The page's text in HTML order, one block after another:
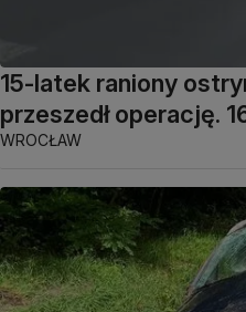
15-latek raniony
przeszedł operację.
WROCŁAW